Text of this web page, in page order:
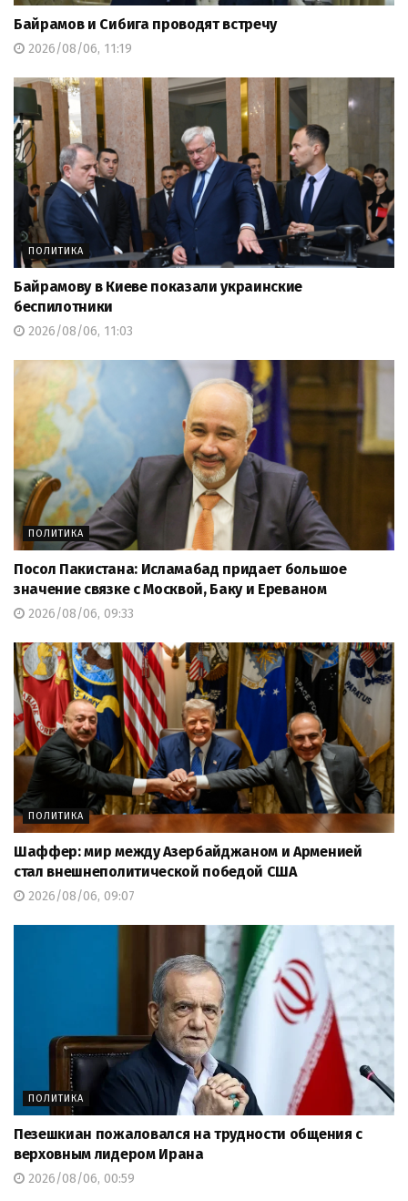
Байрамов и Сибига проводят встречу
2026/08/06, 11:19
ПОЛИТИКА
Байрамову в Киеве показали украинские
беспилотники
2026/08/06, 11:03
ПОЛИТИКА
Посол Пакистана: Исламабад придает большое
значение связке с Москвой, Баку и Ереваном
2026/08/06, 09:33
ПОЛИТИКА
Шаффер: мир между Азербайджаном и Арменией
стал внешнеполитической победой США
2026/08/06, 09:07
ПОЛИТИКА
Пезешкиан пожаловался на трудности общения с
верховным лидером Ирана
2026/08/06, 00:59